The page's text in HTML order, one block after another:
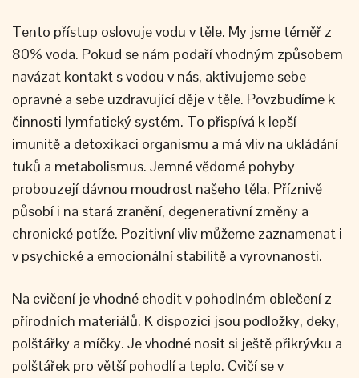
Tento přístup oslovuje vodu v těle. My jsme téměř z
80% voda. Pokud se nám podaří vhodným způsobem
navázat kontakt s vodou v nás, aktivujeme sebe
opravné a sebe uzdravující děje v těle. Povzbudíme k
činnosti lymfatický systém. To přispívá k lepší
imunitě a detoxikaci organismu a má vliv na ukládání
tuků a metabolismus. Jemné vědomé pohyby
probouzejí dávnou moudrost našeho těla. Příznivě
působí i na stará zranění, degenerativní změny a
chronické potíže. Pozitivní vliv můžeme zaznamenat i
v psychické a emocionální stabilitě a vyrovnanosti.
Na cvičení je vhodné chodit v pohodlném oblečení z
přírodních materiálů. K dispozici jsou podložky, deky,
polštářky a míčky. Je vhodné nosit si ještě přikrývku a
polštářek pro větší pohodlí a teplo. Cvičí se v